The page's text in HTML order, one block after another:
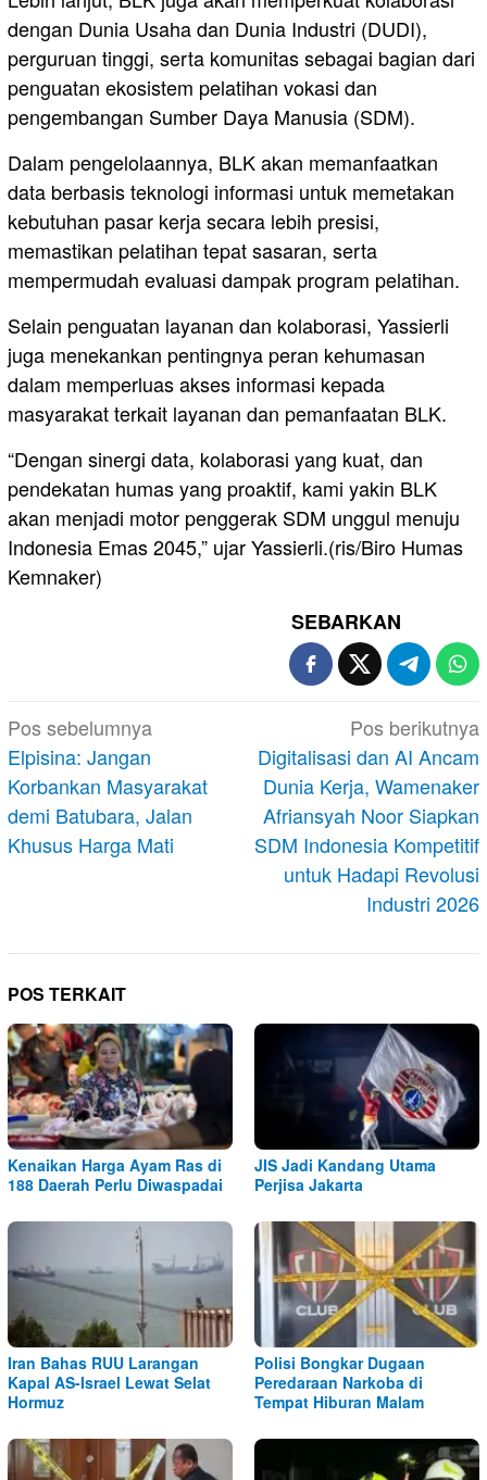
dengan Dunia Usaha dan Dunia Industri (DUDI),
perguruan tinggi, serta komunitas sebagai bagian dari
penguatan ekosistem pelatihan vokasi dan
pengembangan Sumber Daya Manusia (SDM).
Dalam pengelolaannya, BLK akan memanfaatkan
data berbasis teknologi informasi untuk memetakan
kebutuhan pasar kerja secara lebih presisi,
memastikan pelatihan tepat sasaran, serta
mempermudah evaluasi dampak program pelatihan.
Selain penguatan layanan dan kolaborasi, Yassierli
juga menekankan pentingnya peran kehumasan
dalam memperluas akses informasi kepada
masyarakat terkait layanan dan pemanfaatan BLK.
“Dengan sinergi data, kolaborasi yang kuat, dan
pendekatan humas yang proaktif, kami yakin BLK
akan menjadi motor penggerak SDM unggul menuju
Indonesia Emas 2045,” ujar Yassierli.(ris/Biro Humas
Kemnaker)
SEBARKAN
Navigasi
pos
Pos sebelumnya
Elpisina: Jangan
Korbankan Masyarakat
demi Batubara, Jalan
Khusus Harga Mati
Pos berikutnya
Digitalisasi dan AI Ancam
Dunia Kerja, Wamenaker
Afriansyah Noor Siapkan
SDM Indonesia Kompetitif
untuk Hadapi Revolusi
Industri 2026
POS TERKAIT
Kenaikan Harga Ayam Ras di
188 Daerah Perlu Diwaspadai
JIS Jadi Kandang Utama
Perjisa Jakarta
Iran Bahas RUU Larangan
Kapal AS-Israel Lewat Selat
Hormuz
Polisi Bongkar Dugaan
Peredaraan Narkoba di
Tempat Hiburan Malam